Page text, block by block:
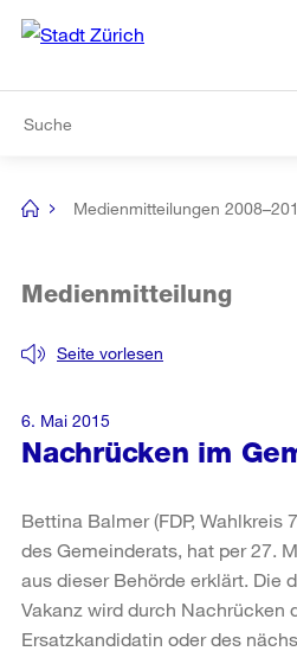
Navigation
[no
Medienmitteilungen
Nachrücken im
Seite vorlesen
Medienmitteilung
6. Mai 2015
Bettina Balmer (FDP, Wahlkreis
des Gemeinderats, hat per 27.
aus dieser Behörde erklärt. Die
Vakanz wird durch Nachrücken
Ersatzkandidatin oder des